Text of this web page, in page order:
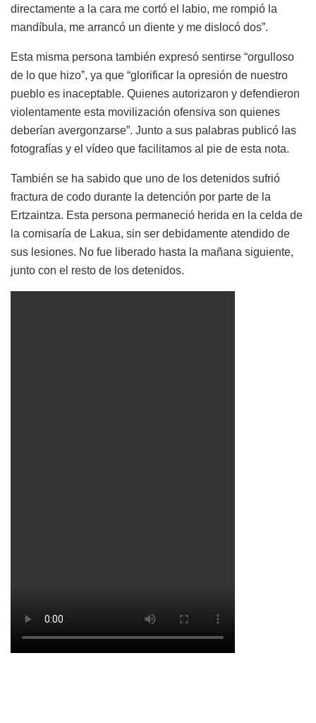
directamente a la cara me cortó el labio, me rompió la
mandíbula, me arrancó un diente y me dislocó dos”.
Esta misma persona también expresó sentirse “orgulloso
de lo que hizo”, ya que “glorificar la opresión de nuestro
pueblo es inaceptable. Quienes autorizaron y defendieron
violentamente esta movilización ofensiva son quienes
deberían avergonzarse”. Junto a sus palabras publicó las
fotografías y el vídeo que facilitamos al pie de esta nota.
También se ha sabido que uno de los detenidos sufrió
fractura de codo durante la detención por parte de la
Ertzaintza. Esta persona permaneció herida en la celda de
la comisaría de Lakua, sin ser debidamente atendido de
sus lesiones. No fue liberado hasta la mañana siguiente,
junto con el resto de los detenidos.